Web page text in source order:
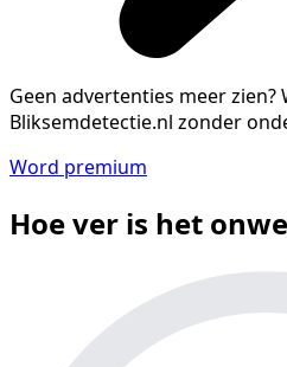
Geen advertenties meer zien?
Bliksemdetectie.nl zonder
Word premium
Hoe ver is het